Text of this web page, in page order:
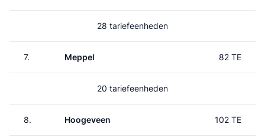
28 tariefeenheden
7. Meppel 82 TE
20 tariefeenheden
8. Hoogeveen 102 TE